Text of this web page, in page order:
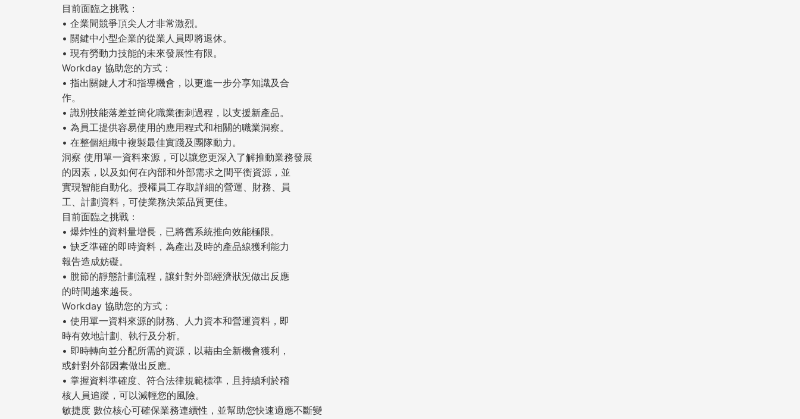
目前面臨之挑戰：
• 企業間競爭頂尖人才非常激烈。
• 關鍵中小型企業的從業人員即將退休。
• 現有勞動力技能的未來發展性有限。
Workday 協助您的方式：
• 指出關鍵人才和指導機會，以更進一步分享知識及合
作。
• 識別技能落差並簡化職業衝刺過程，以支援新產品。
• 為員工提供容易使用的應用程式和相關的職業洞察。
• 在整個組織中複製最佳實踐及團隊動力。
洞察 使用單一資料來源，可以讓您更深入了解推動業務發展
的因素，以及如何在內部和外部需求之間平衡資源，並
實現智能自動化。授權員工存取詳細的營運、財務、員
工、計劃資料，可使業務決策品質更佳。
目前面臨之挑戰：
• 爆炸性的資料量增長，已將舊系統推向效能極限。
• 缺乏準確的即時資料，為產出及時的產品線獲利能力
報告造成妨礙。
• 脫節的靜態計劃流程，讓針對外部經濟狀況做出反應
的時間越來越長。
Workday 協助您的方式：
• 使用單一資料來源的財務、人力資本和營運資料，即
時有效地計劃、執行及分析。
• 即時轉向並分配所需的資源，以藉由全新機會獲利，
或針對外部因素做出反應。
• 掌握資料準確度、符合法律規範標準，且持續利於稽
核人員追蹤，可以減輕您的風險。
敏捷度 數位核心可確保業務連續性，並幫助您快速適應不斷變